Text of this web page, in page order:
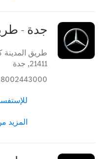
جدة -
طريق المدينة
21411
, جدة
8002443000
المزيد